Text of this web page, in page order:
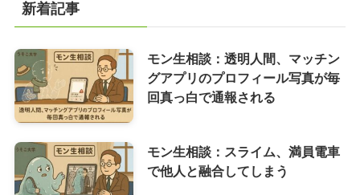
新着記事
モン生相談：透明人間、マッチン
グアプリのプロフィール写真が毎
回真っ白で通報される
モン生相談：スライム、満員電車
で他人と融合してしまう